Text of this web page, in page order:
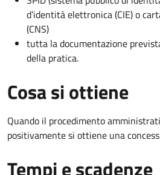
d’identità elettronica (CIE) o
(CNS)
tutta la documentazione
della pratica.
Cosa si ottiene
Quando il procedimento
positivamente si ottiene una
Tempi e scadenze